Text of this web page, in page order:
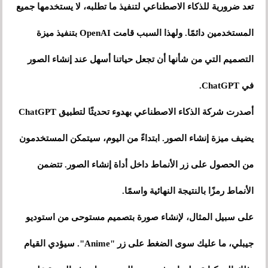
تعد ضرورية للذكاء الاصطناعي لتنفيذ ما تطلبه، لا يستخدمها جميع
المستخدمين دائمًا. ولهذا السبب قامت OpenAI بتنفيذ ميزة
التصميم التي من شأنها أن تجعل حياتنا أسهل عند إنشاء الصور
في ChatGPT.
أصدرت شركة الذكاء الاصطناعي بهدوء تحديثًا لتطبيق ChatGPT
يضيف ميزة إنشاء الصور. ابتداءً من اليوم، سيتمكن المستخدمون
من الحصول على زر الأنماط داخل أداة إنشاء الصور. تتضمن
الأنماط رمزًا بالنتيجة النهائية واسمًا.
على سبيل المثال، لإنشاء صورة بتصميم مستوحى من استوديو
جيبلي، ما عليك سوى الضغط على زر "Anime". سيؤدي القيام